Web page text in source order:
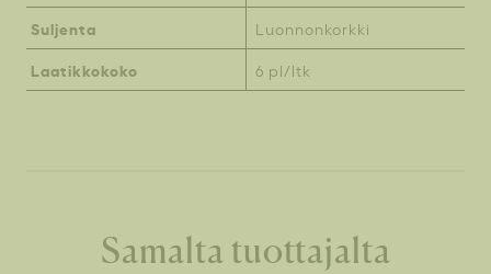
Suljenta Luonnonkorkki
Laatikkokoko 6 pl/ltk
Samalta tuottajalta